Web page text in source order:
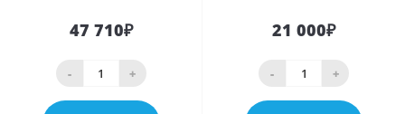
47 710₽
- +
21 000₽
- +